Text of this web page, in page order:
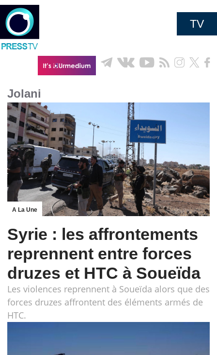
TV
Jolani
A La Une
Syrie : les affrontements
reprennent entre forces
druzes et HTC à Soueïda
Les violences reprennent à Soueïda alors que des
forces druzes affrontent des éléments armés de
HTC.